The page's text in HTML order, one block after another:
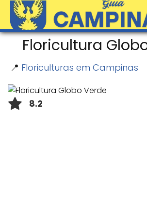
Floricultura
📍 Floriculturas em Campinas
8.2